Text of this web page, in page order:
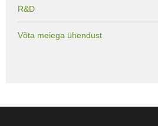
R&D
Võta meiega ühendust